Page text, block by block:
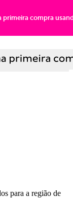
primeira compra
para a região de